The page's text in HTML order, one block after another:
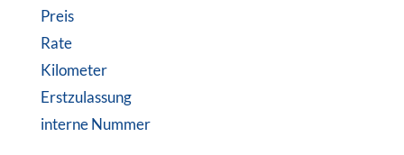
Preis
Rate
Kilometer
Erstzulassung
interne Nummer